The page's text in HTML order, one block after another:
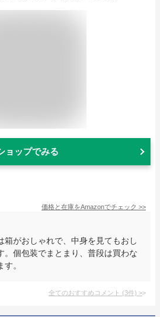
ョップでみる
価格と在庫をAmazonでチェック >>
箱がおしゃれで、中身を見てもおし
。個包装でまとまり、普段は買わな
。
全てのおすすめコメント (3件) >